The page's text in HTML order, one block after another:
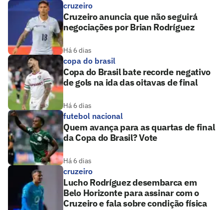
cruzeiro
Cruzeiro anuncia que não seguirá
negociações por Brian Rodríguez
Há 6 dias
copa do brasil
Copa do Brasil bate recorde negativo
de gols na ida das oitavas de final
Há 6 dias
futebol nacional
Quem avança para as quartas de final
da Copa do Brasil? Vote
Há 6 dias
cruzeiro
Lucho Rodríguez desembarca em
Belo Horizonte para assinar com o
Cruzeiro e fala sobre condição física